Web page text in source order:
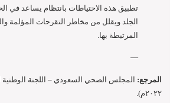
تطبيق هذه الاحتياطات بانتظام يساعد في
الجلد ويقلل من مخاطر التقرحات المؤلمة
المرتبطة بها.
—
المرجع:
٢٠٢٢م).